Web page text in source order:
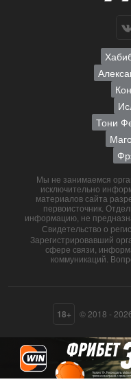
Тони
Мы не занимаемся
исключительно
материалов сайта
первоисточник.
информацию, не
Свидетельство о
Зарегистрировавший
сфере связи,
коммуникаций.
18+ © 2018 -